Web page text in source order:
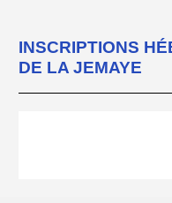
INSCRIPTIONS
DE LA JEMAYE